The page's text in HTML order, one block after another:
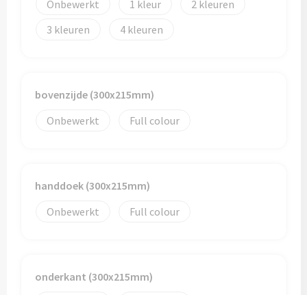
Onbewerkt 1
2
3
4
bovenzijde (300x215mm)
Onbewerkt
Full colour
handdoek (300x215mm)
Onbewerkt
Full colour
onderkant (300x215mm)